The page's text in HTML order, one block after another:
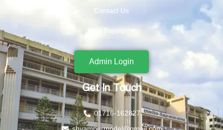
Contact Us
Find Payslip
Admin Login
Get In Touch
01716-162827